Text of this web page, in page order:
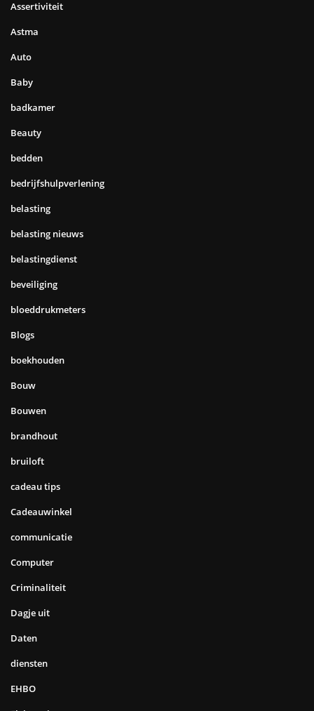
Assertiviteit
Astma
Auto
Baby
badkamer
Beauty
bedden
bedrijfshulpverlening
belasting
belasting nieuws
belastingdienst
beveiliging
bloeddrukmeters
Blogs
boekhouden
Bouw
Bouwen
brandhout
bruiloft
cadeau tips
Cadeauwinkel
communicatie
Computer
Criminaliteit
Dagje uit
Daten
diensten
EHBO